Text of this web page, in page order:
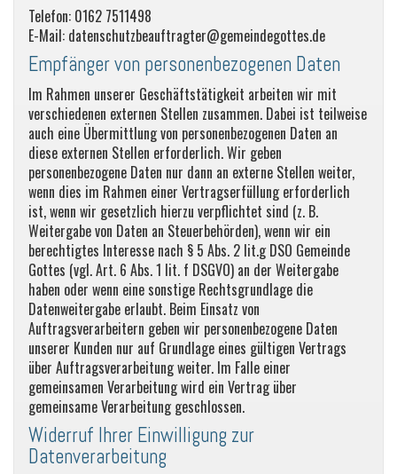
Telefon: 0162 7511498
E-Mail: datenschutzbeauftragter@gemeindegottes.de
Empfänger von personenbezogenen Daten
Im Rahmen unserer Geschäftstätigkeit arbeiten wir mit
verschiedenen externen Stellen zusammen. Dabei ist teilweise
auch eine Übermittlung von personenbezogenen Daten an
diese externen Stellen erforderlich. Wir geben
personenbezogene Daten nur dann an externe Stellen weiter,
wenn dies im Rahmen einer Vertragserfüllung erforderlich
ist, wenn wir gesetzlich hierzu verpflichtet sind (z. B.
Weitergabe von Daten an Steuerbehörden), wenn wir ein
berechtigtes Interesse nach § 5 Abs. 2 lit.g DSO Gemeinde
Gottes (vgl. Art. 6 Abs. 1 lit. f DSGVO) an der Weitergabe
haben oder wenn eine sonstige Rechtsgrundlage die
Datenweitergabe erlaubt. Beim Einsatz von
Auftragsverarbeitern geben wir personenbezogene Daten
unserer Kunden nur auf Grundlage eines gültigen Vertrags
über Auftragsverarbeitung weiter. Im Falle einer
gemeinsamen Verarbeitung wird ein Vertrag über
gemeinsame Verarbeitung geschlossen.
Widerruf Ihrer Einwilligung zur
Datenverarbeitung